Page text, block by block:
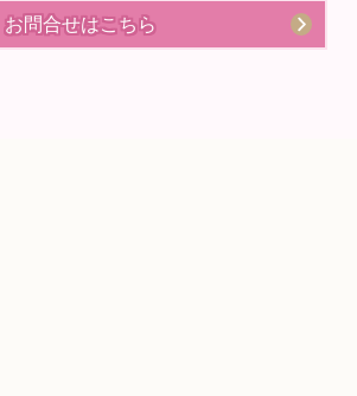
お問合せはこちら